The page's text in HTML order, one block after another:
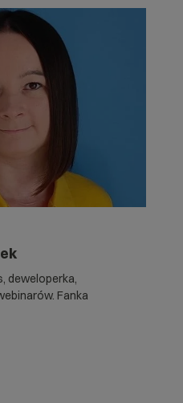
deweloperka,
Fanka